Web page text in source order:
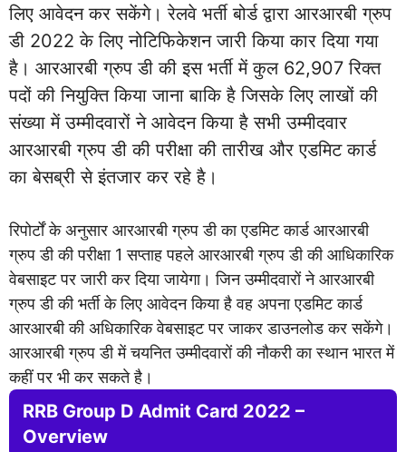
लिए आवेदन कर सकेंगे। रेलवे भर्ती बोर्ड द्वारा आरआरबी ग्रुप
डी 2022 के लिए नोटिफिकेशन जारी किया कार दिया गया
है। आरआरबी ग्रुप डी की इस भर्ती में कुल 62,907 रिक्त
पदों की नियुक्ति किया जाना बाकि है जिसके लिए लाखों की
संख्या में उम्मीदवारों ने आवेदन किया है सभी उम्मीदवार
आरआरबी ग्रुप डी की परीक्षा की तारीख और एडमिट कार्ड
का बेसब्री से इंतजार कर रहे है।
रिपोर्टों के अनुसार आरआरबी ग्रुप डी का एडमिट कार्ड आरआरबी
ग्रुप डी की परीक्षा 1 सप्ताह पहले आरआरबी ग्रुप डी की आधिकारिक
वेबसाइट पर जारी कर दिया जायेगा। जिन उम्मीदवारों ने आरआरबी
ग्रुप डी की भर्ती के लिए आवेदन किया है वह अपना एडमिट कार्ड
आरआरबी की अधिकारिक वेबसाइट पर जाकर डाउनलोड कर सकेंगे।
आरआरबी ग्रुप डी में चयनित उम्मीदवारों की नौकरी का स्थान भारत में
कहीं पर भी कर सकते है।
RRB Group D Admit Card 2022 –
Overview